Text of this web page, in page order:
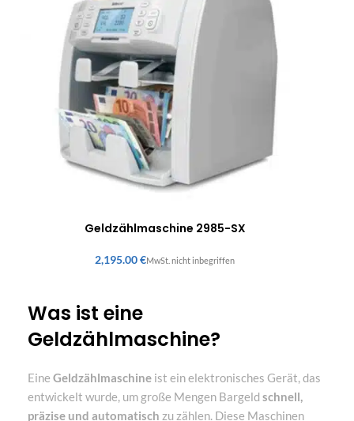
Geldzählmaschine 2985-SX
€
Was ist eine
Geldzählmaschine?
Eine Geldzählmaschine ist ein elektronisches Gerät, das
entwickelt wurde, um große Mengen Bargeld schnell,
präzise und automatisch zu zählen. Diese Maschinen